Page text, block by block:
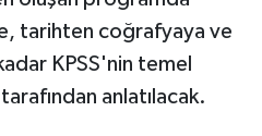
tarihten coğrafyaya ve
KPSS'nin temel
anlatılacak.